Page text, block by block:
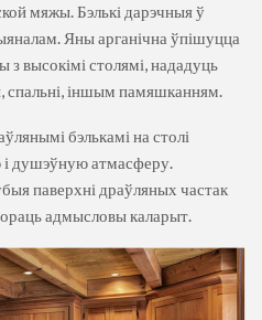
мяжы. Бэлькі дарэчныя ў
Яны арганічна ўпішуцца
з высокімі столямі, нададуць
спальні, іншым памяшканням.
бэлькамі на столі
і душэўную атмасферу.
паверхні драўляных частак
адмысловы каларыт.